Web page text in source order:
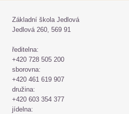
Základní škola Jedlová
Jedlová 260, 569 91
ředitelna:
+420 728 505 200
sborovna:
+420 461 619 907
družina:
+420 603 354 377
jídelna: